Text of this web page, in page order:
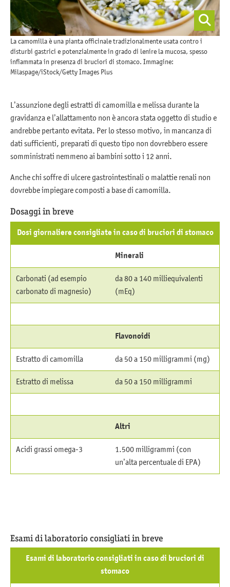
La camomilla è una pianta officinale tradizionalmente usata contro i
disturbi gastrici e potenzialmente in grado di lenire la mucosa, spesso
infiammata in presenza di bruciori di stomaco. Immagine:
Milaspage/iStock/Getty Images Plus
L’assunzione degli estratti di camomilla e melissa durante la
gravidanza e l’allattamento non è ancora stata oggetto di studio e
andrebbe pertanto evitata. Per lo stesso motivo, in mancanza di
dati sufficienti, preparati di questo tipo non dovrebbero essere
somministrati nemmeno ai bambini sotto i 12 anni.
Anche chi soffre di ulcere gastrointestinali o malattie renali non
dovrebbe impiegare composti a base di camomilla.
Dosaggi in breve
Dosi giornaliere consigliate in caso di bruciori di stomaco
Minerali
Carbonati (ad esempio
carbonato di magnesio)
da 80 a 140 milliequivalenti
(mEq)
Flavonoidi
Estratto di camomilla da 50 a 150 milligrammi (mg)
Estratto di melissa da 50 a 150 milligrammi
Altri
Acidi grassi omega-3
1.500 milligrammi (con
un’alta percentuale di EPA)
Esami di laboratorio consigliati in breve
Esami di laboratorio consigliati in caso di bruciori di
stomaco